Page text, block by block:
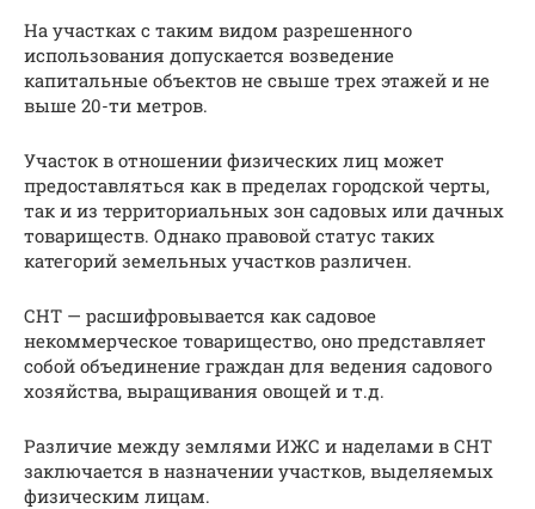
На участках с таким видом разрешенного
использования допускается возведение
капитальные объектов не свыше трех этажей и не
выше 20-ти метров.
Участок в отношении физических лиц может
предоставляться как в пределах городской черты,
так и из территориальных зон садовых или дачных
товариществ. Однако правовой статус таких
категорий земельных участков различен.
СНТ — расшифровывается как садовое
некоммерческое товарищество, оно представляет
собой объединение граждан для ведения садового
хозяйства, выращивания овощей и т.д.
Различие между землями ИЖС и наделами в СНТ
заключается в назначении участков, выделяемых
физическим лицам.